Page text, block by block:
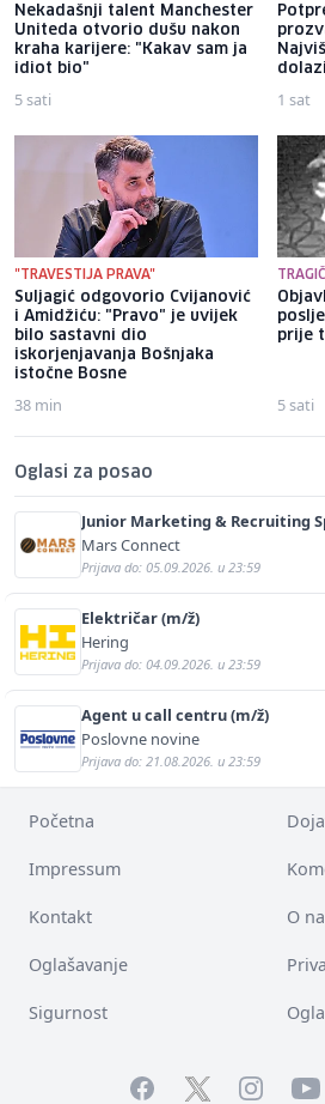
Nekadašnji talent Manchester
Uniteda otvorio dušu nakon
kraha karijere: "Kakav sam ja
idiot bio"
5 sati 1 sat
"TRAVESTIJA PRAVA"
Suljagić odgovorio Cvijanović
i Amidžiću: "Pravo" je uvijek
bilo sastavni dio
iskorjenjavanja Bošnjaka
istočne Bosne
38 min
prije
5 sati
Oglasi za posao
Junior Marketing & Recruiting
Mars Connect
Prijava do: 05.09.2026. u 23:59
Električar (m/ž)
Hering
Prijava do: 04.09.2026. u 23:59
Agent u call centru (m/ž)
Poslovne novine
Prijava do: 21.08.2026. u 23:59
Početna
Impressum
Kontakt O
Oglašavanje
Sigurnost
FacebookTwitterInstagram